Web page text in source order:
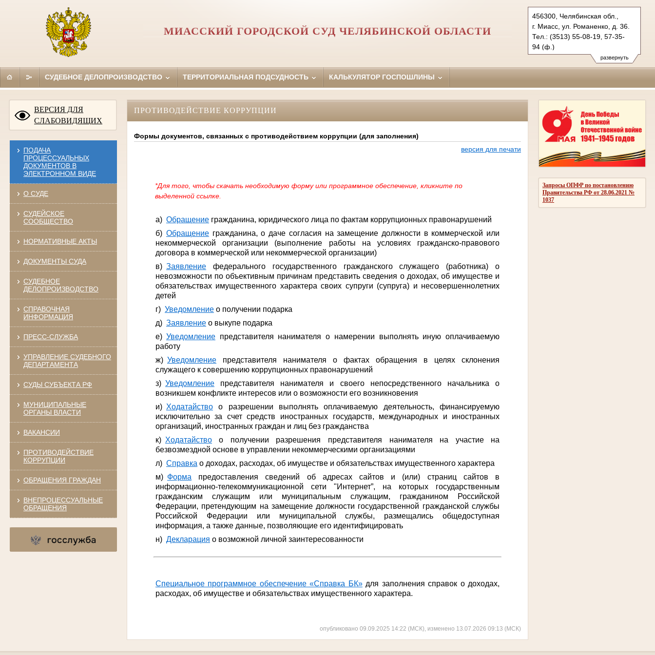
развернуть
456300, Челябинская обл.,
г. Миасс, ул. Романенко, д. 36.
Тел.: (3513) 55-08-19, 57-35-
94 (ф.)
miass.chel@sudrf.ru
МИАССКИЙ ГОРОДСКОЙ СУД ЧЕЛЯБИНСКОЙ ОБЛАСТИ
СУДЕБНОЕ ДЕЛОПРОИЗВОДСТВО ТЕРРИТОРИАЛЬНАЯ ПОДСУДНОСТЬ КАЛЬКУЛЯТОР ГОСПОШЛИНЫ
ВЕРСИЯ ДЛЯ
СЛАБОВИДЯЩИХ
ПОДАЧА
ПРОЦЕССУАЛЬНЫХ
ДОКУМЕНТОВ В
ЭЛЕКТРОННОМ ВИДЕ
О СУДЕ
СУДЕЙСКОЕ
СООБЩЕСТВО
НОРМАТИВНЫЕ АКТЫ
ДОКУМЕНТЫ СУДА
СУДЕБНОЕ
ДЕЛОПРОИЗВОДСТВО
СПРАВОЧНАЯ
ИНФОРМАЦИЯ
ПРЕСС-СЛУЖБА
УПРАВЛЕНИЕ СУДЕБНОГО
ДЕПАРТАМЕНТА
СУДЫ СУБЪЕКТА РФ
МУНИЦИПАЛЬНЫЕ
ОРГАНЫ ВЛАСТИ
ВАКАНСИИ
ПРОТИВОДЕЙСТВИЕ
КОРРУПЦИИ
ОБРАЩЕНИЯ ГРАЖДАН
ВНЕПРОЦЕССУАЛЬНЫЕ
ОБРАЩЕНИЯ
Запросы ОПФР по постановлению
Правительства РФ от 28.06.2021 №
1037
ПРОТИВОДЕЙСТВИЕ КОРРУПЦИИ
Формы документов, связанных с противодействием коррупции (для заполнения)
версия для печати
*Для того, чтобы скачать необходимую форму или программное обеспечение, кликните по
выделенной ссылке.
а) Обращениегражданина, юридического лица по фактам коррупционных правонарушений
б) Обращениегражданина, о даче согласия на замещение должности в коммерческой или
некоммерческой организации (выполнение работы на условиях гражданско-правового
договора в коммерческой или некоммерческой организации)
в) Заявлениефедерального государственного гражданского служащего (работника) о
невозможности по объективным причинам представить сведения о доходах, об имуществе и
обязательствах имущественного характера своих супруги (супруга) и несовершеннолетних
детей
г) Уведомлениео получении подарка
д) Заявлениео выкупе подарка
е) Уведомлениепредставителя нанимателя о намерении выполнять иную оплачиваемую
работу
ж) Уведомлениепредставителя нанимателя о фактах обращения в целях склонения
служащего к совершению коррупционных правонарушений
з) Уведомлениепредставителя нанимателя и своего непосредственного начальника о
возникшем конфликте интересов или о возможности его возникновения
и) Ходатайствоо разрешении выполнять оплачиваемую деятельность, финансируемую
исключительно за счет средств иностранных государств, международных и иностранных
организаций, иностранных граждан и лиц без гражданства
к) Ходатайствоо получении разрешения представителя нанимателя на участие на
безвозмездной основе в управлении некоммерческими организациями
л) Cправка о доходах, расходах, об имуществе и обязательствах имущественного характера
м) Форма предоставления сведений об адресах сайтов и (или) страниц сайтов в
информационно-телекоммуникационной сети "Интернет”, на которых государственным
гражданским служащим или муниципальным служащим, гражданином Российской
Федерации, претендующим на замещение должности государственной гражданской службы
Российской Федерации или муниципальной службы, размещались общедоступная
информация, а также данные, позволяющие его идентифицировать
н) Декларация о возможной личной заинтересованности
Специальное программное обеспечение «Справка БК»для заполнения справок о доходах,
расходах, об имуществе и обязательствах имущественного характера.
опубликовано 09.09.2025 14:22 (МСК), изменено 13.07.2026 09:13 (МСК)